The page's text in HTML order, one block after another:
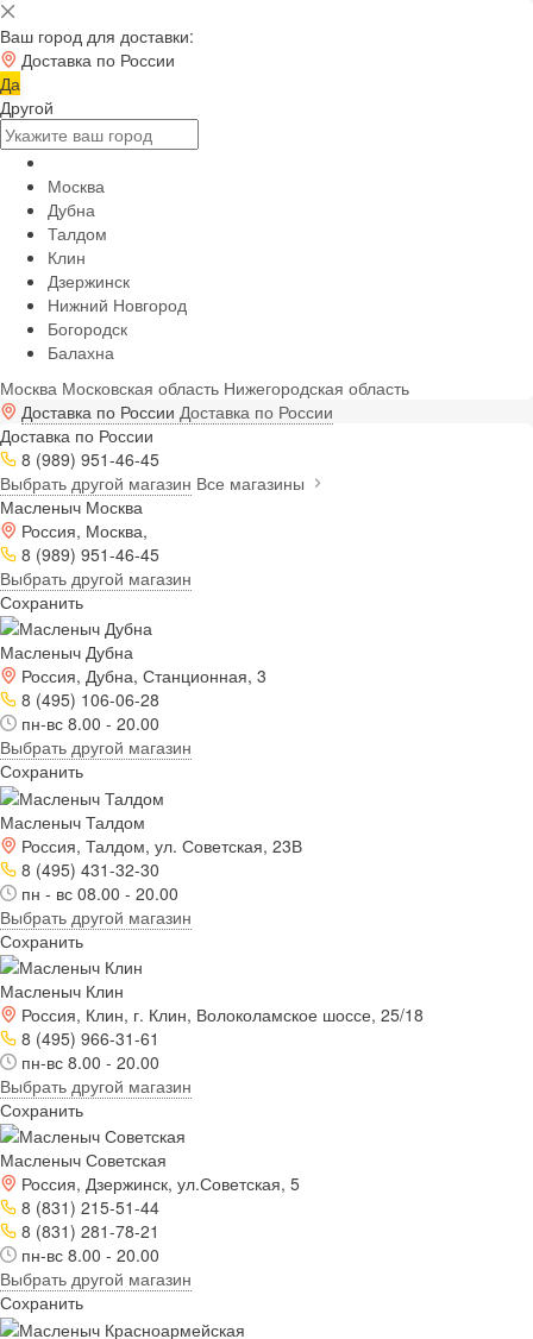
Ваш город для доставки:
Доставка по России
Да
Другой
Москва
Дубна
Талдом
Клин
Дзержинск
Нижний Новгород
Богородск
Балахна
Москва Московская область Нижегородская область
Доставка по России Доставка по России
Доставка по России
8 (989) 951-46-45
Выбрать другой магазин Все магазины
Масленыч Москва
Россия, Москва,
8 (989) 951-46-45
Выбрать другой магазин
Сохранить
Масленыч Дубна
Россия, Дубна, Станционная, 3
8 (495) 106-06-28
пн-вс 8.00 - 20.00
Выбрать другой магазин
Сохранить
Масленыч Талдом
Россия, Талдом, ул. Советская, 23В
8 (495) 431-32-30
пн - вс 08.00 - 20.00
Выбрать другой магазин
Сохранить
Масленыч Клин
Россия, Клин, г. Клин, Волоколамское шоссе, 25/18
8 (495) 966-31-61
пн-вс 8.00 - 20.00
Выбрать другой магазин
Сохранить
Масленыч Советская
Россия, Дзержинск, ул.Советская, 5
8 (831) 215-51-44
8 (831) 281-78-21
пн-вс 8.00 - 20.00
Выбрать другой магазин
Сохранить